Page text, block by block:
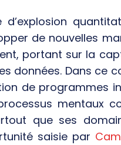
de nouvelles
portant sur la
données. Dans ce
de programmes
mentaux
que ses
saisie par